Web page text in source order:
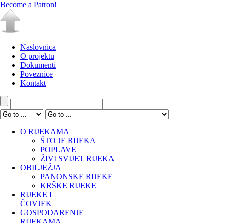
Become a Patron!
Naslovnica
O projektu
Dokumenti
Poveznice
Kontakt
O RIJEKAMA
ŠTO JE RIJEKA
POPLAVE
ŽIVI SVIJET RIJEKA
OBILJEŽJA
PANONSKE RIJEKE
KRŠKE RIJEKE
RIJEKE I
ČOVJEK
GOSPODARENJE